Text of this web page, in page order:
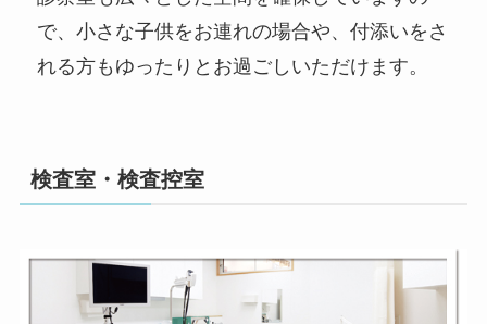
で、小さな子供をお連れの場合や、付添いをさ
れる方もゆったりとお過ごしいただけます。
検査室・検査控室